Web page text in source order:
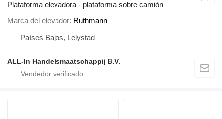
Plataforma elevadora - plataforma sobre camión
Marca del elevador Ruthmann
Países Bajos, Lelystad
ALL-In Handelsmaatschappij B.V.